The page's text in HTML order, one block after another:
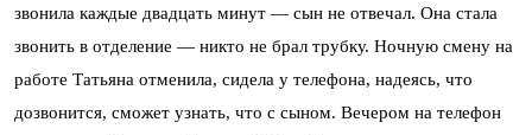
звонила каждые двадцать минут — сын не отвечал. Она стала
звонить в отделение — никто не брал трубку. Ночную смену на
работе Татьяна отменила, сидела у телефона, надеясь, что
дозвонится, сможет узнать, что с сыном. Вечером на телефон